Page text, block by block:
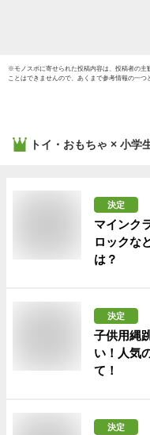
※モノスポに寄せられた投稿内容は、投稿者の主
ことはできませんので、あくまで参考情報の一つ
トイ・おもちゃ × 小学
決定
マインク
ロックな
は？
決定
子供用縄
い！人気
て！
決定